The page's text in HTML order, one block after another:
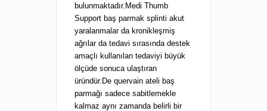
bulunmaktadır.Medi Thumb
Support baş parmak splinti akut
yaralanmalar da kronikleşmiş
ağrılar da tedavi sırasında destek
amaçlı kullanılan tedaviyi büyük
ölçüde sonuca ulaştıran
üründür.De quervain ateli baş
parmağı sadece sabitlemekle
kalmaz aynı zamanda belirli bir